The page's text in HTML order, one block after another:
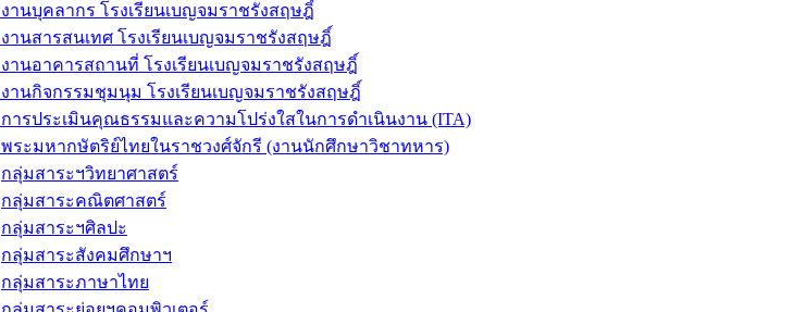
งานบุคลากร โรงเรียนเบญจมราชรังสฤษฎิ์
งานสารสนเทศ โรงเรียนเบญจมราชรังสฤษฎิ์
งานอาคารสถานที่ โรงเรียนเบญจมราชรังสฤษฎิ์
งานกิจกรรมชุมนุม โรงเรียนเบญจมราชรังสฤษฎิ์
การประเมินคุณธรรมและความโปร่งใสในการดำเนินงาน (ITA)
พระมหากษัตริย์ไทยในราชวงศ์จักรี (งานนักศึกษาวิชาทหาร)
กลุ่มสาระฯวิทยาศาสตร์
กลุ่มสาระคณิตศาสตร์
กลุ่มสาระฯศิลปะ
กลุ่มสาระสังคมศึกษาฯ
กลุ่มสาระภาษาไทย